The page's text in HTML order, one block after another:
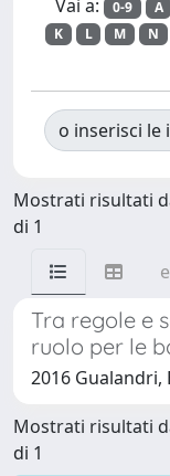
Vai a: 0-9 A
K
L M N
o inserisci le
Mostrati risultati
di 1
Tra regole e
ruolo per le
2016 Gualandri,
Mostrati risultati
di 1